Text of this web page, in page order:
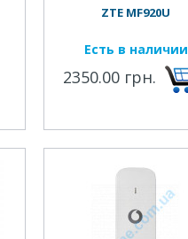
ZTE MF920U
Есть в наличии
2350.00 грн.